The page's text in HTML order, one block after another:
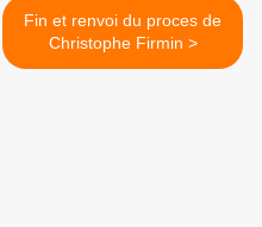
Fin et renvoi du proces de
Christophe Firmin >